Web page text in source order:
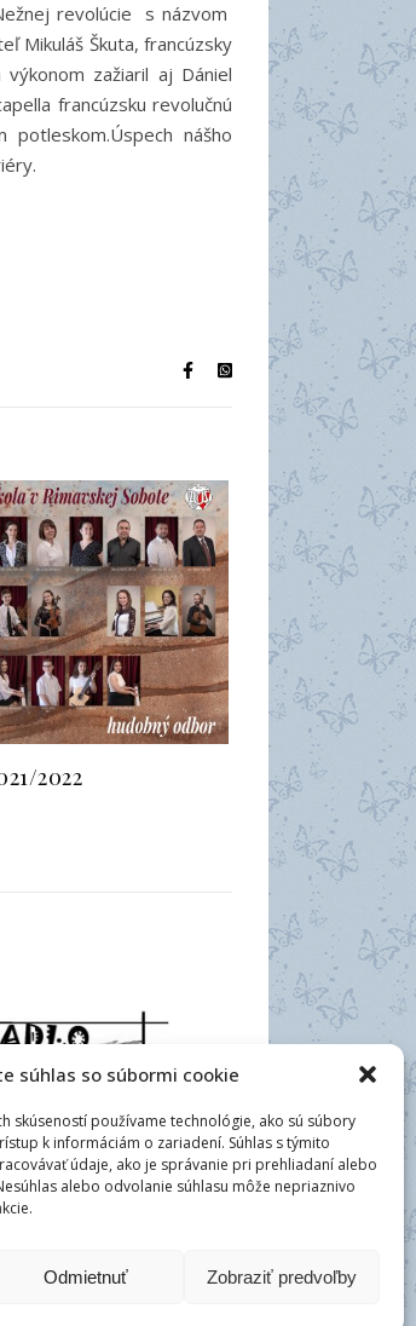
súhlas so súbormi cookie
skúseností používame technológie, ako sú súbory
k informáciám o zariadení. Súhlas s týmito
údaje, ako je správanie pri prehliadaní alebo
alebo odvolanie súhlasu môže nepriaznivo
Odmietnuť Zobraziť predvoľby
revolúcie s názvom
Mikuláš Škuta, francúzsky
zažiaril aj Dániel
francúzsku revolučnú
nášho
speváckej kariéry.
2022
Základná umelecká škola